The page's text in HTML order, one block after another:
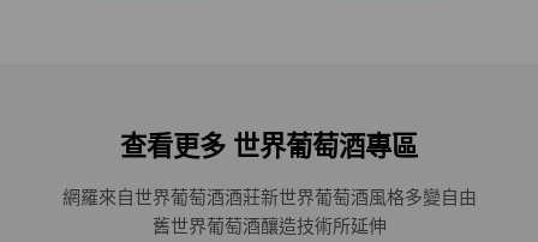
查看更多 世界葡萄酒專區
網羅來自世界葡萄酒酒莊新世界葡萄酒風格多變自由
舊世界葡萄酒釀造技術所延伸